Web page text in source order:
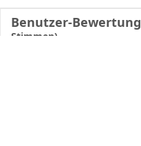
Benutzer-Bewertung
Stimmen)